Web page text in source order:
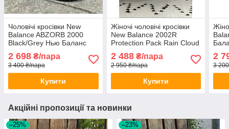
Чоловічі кросівки New
Balance ABZORB 2000
Black/Grey Нью Баланс
літо
2 698 ₴/пара
3 400 ₴/пара
Купити
Жіночі чоловічі кросівки
New Balance 2002R
Protection Pack Rain Cloud
весна осінь
2 488₴/пара
2 950 ₴/пара
Купити
2
3
Акційні пропозиції та новинки
–25% –23%